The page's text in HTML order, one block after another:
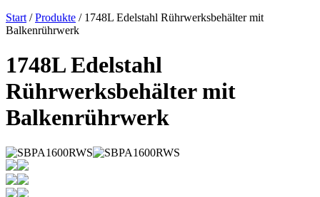
Start /Produkte / 1748L Edelstahl Rührwerksbehälter mit
Balkenrührwerk
1748L Edelstahl
Rührwerksbehälter mit
Balkenrührwerk